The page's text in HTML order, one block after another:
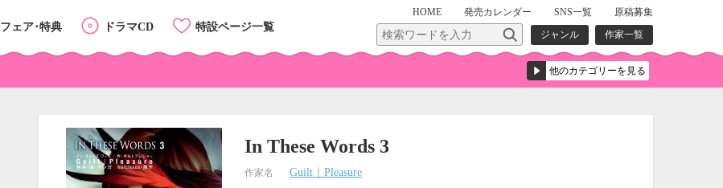
HOME 発売カレンダー SNS一覧
原稿募集
ジャンル
作家一覧
フェア･特典 ドラマCD 特設ページ一覧
In These Words 3
作家名 Guilt｜Pleasure